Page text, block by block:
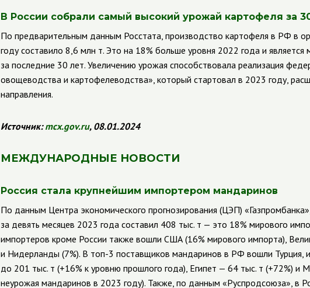
В России собрали самый высокий урожай картофеля за
По предварительным данным Росстата, производство картофеля в РФ в
году составило 8,6 млн т. Это на 18% больше уровня 2022 года и является
за последние 30 лет. Увеличению урожая способствовала реализация
овощеводства и картофелеводства», который стартовал в 2023 году,
направления.
Источник:mcx.gov.ru, 08.01.2024
МЕЖДУНАРОДНЫЕ НОВОСТИ
Россия стала крупнейшим импортером мандаринов
По данным Центра экономического прогнозирования (ЦЭП)
за девять месяцев 2023 года составил 408 тыс. т — это 18% мирового
импортеров кроме России также вошли США (16% мирового импорта),
и Нидерланды (7%). В топ-3 поставщиков мандаринов в РФ вошли Турция,
до 201 тыс. т (+16% к уровню прошлого года), Египет — 64 тыс. т (+72%) и
неурожая мандаринов в 2023 году). Также, по данным «Руспродсоюза», в